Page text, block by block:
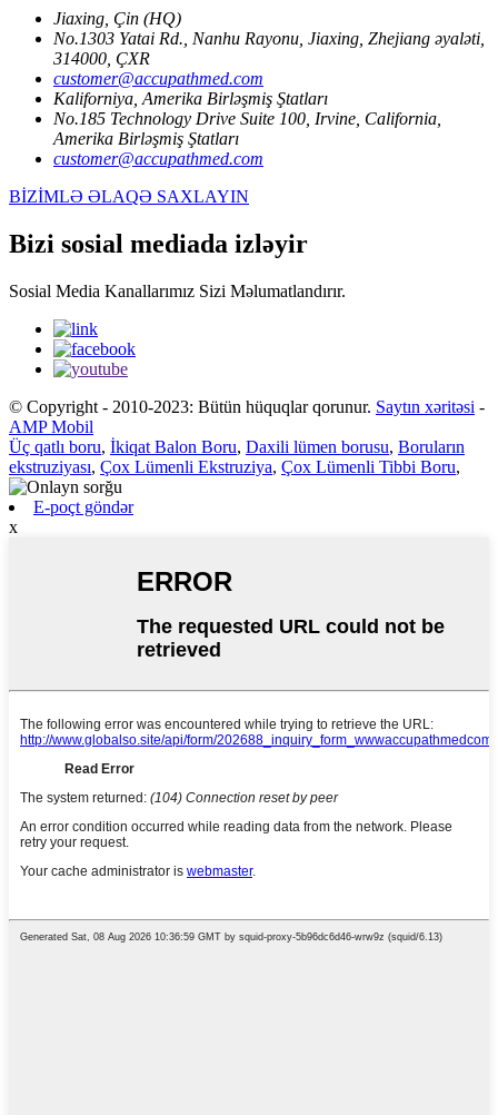
Jiaxing, Çin (HQ)
No.1303 Yatai Rd., Nanhu Rayonu, Jiaxing, Zhejiang əyaləti,
314000, ÇXR
customer@accupathmed.com
Kaliforniya, Amerika Birləşmiş Ştatları
No.185 Technology Drive Suite 100, Irvine, California,
Amerika Birləşmiş Ştatları
customer@accupathmed.com
BİZİMLƏ ƏLAQƏ SAXLAYIN
Bizi sosial mediada izləyir
Sosial Media Kanallarımız Sizi Məlumatlandırır.
© Copyright - 2010-2023: Bütün hüquqlar qorunur. Saytın xəritəsi -
AMP Mobil
Üç qatlı boru, İkiqat Balon Boru, Daxili lümen borusu, Boruların
ekstruziyası, Çox Lümenli Ekstruziya, Çox Lümenli Tibbi Boru,
E-poçt göndər
x